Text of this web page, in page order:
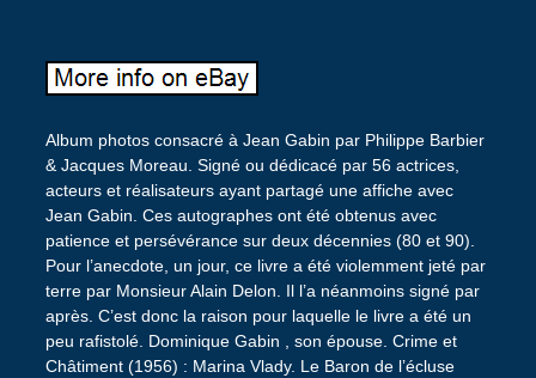
Album photos consacré à Jean Gabin par Philippe Barbier
& Jacques Moreau. Signé ou dédicacé par 56 actrices,
acteurs et réalisateurs ayant partagé une affiche avec
Jean Gabin. Ces autographes ont été obtenus avec
patience et persévérance sur deux décennies (80 et 90).
Pour l’anecdote, un jour, ce livre a été violemment jeté par
terre par Monsieur Alain Delon. Il l’a néanmoins signé par
après. C’est donc la raison pour laquelle le livre a été un
peu rafistolé. Dominique Gabin , son épouse. Crime et
Châtiment (1956) : Marina Vlady. Le Baron de l’écluse